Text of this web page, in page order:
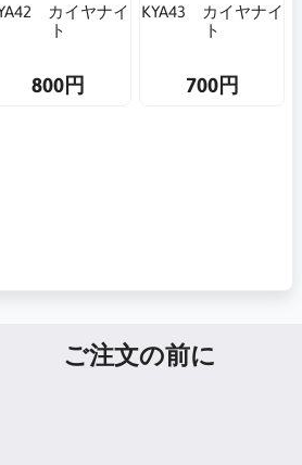
カイヤナイ
ト
800円
KYA43 カイヤナイ
ト
700円
ご注文の前に